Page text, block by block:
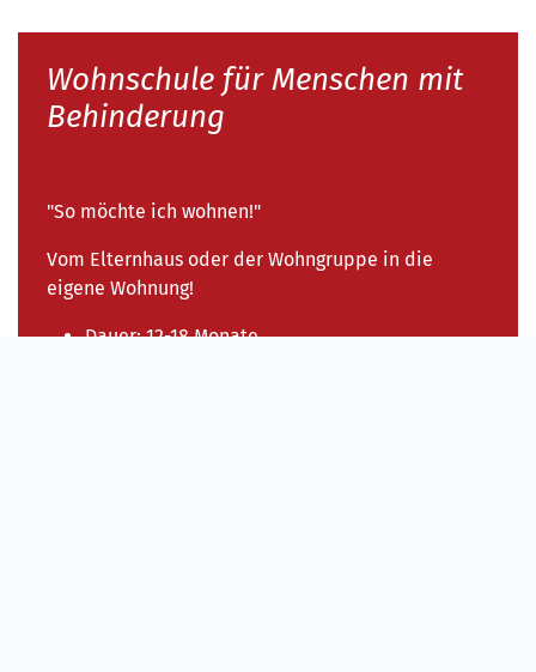
Wohnschule für Menschen mit
Behinderung
"So möchte ich wohnen!"
Vom Elternhaus oder der Wohngruppe in die
eigene Wohnung!
Dauer: 12-18 Monate